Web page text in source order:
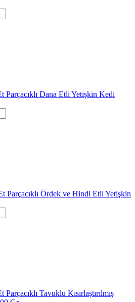
Parçacıklı Dana Etli Yetişkin Kedi
Parçacıklı Ördek ve Hindi Etli Yetişkin
Tavuklu Kısırlaştırılmış